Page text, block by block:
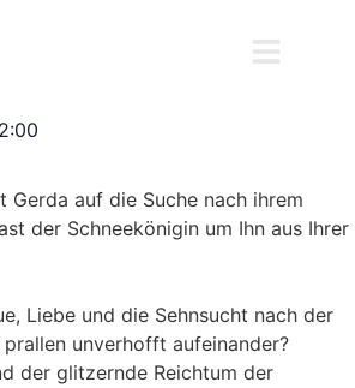
Gerda auf die Suche nach ihrem
der Schneekönigin um Ihn aus Ihrer
Liebe und die Sehnsucht nach der
unverhofft aufeinander?
der glitzernde Reichtum der